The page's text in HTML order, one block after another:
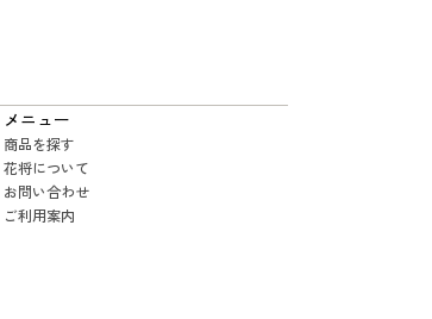
メニュー
商品を探す
花将について
お問い合わせ
ご利用案内